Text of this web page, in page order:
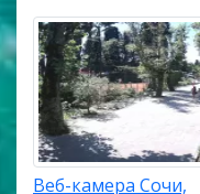
Веб-камера Сочи,